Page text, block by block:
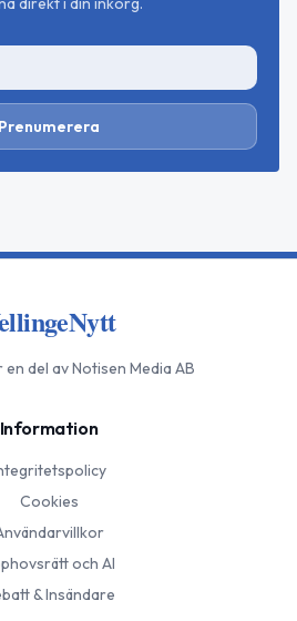
Prenumerera
en del av Notisen Media AB
Information
Cookies
och AI
& Insändare